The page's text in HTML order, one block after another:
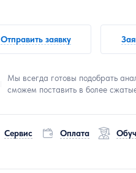
Отправить заявку
Мы всегда готовы подобрать
сможем поставить в более
Сервис Оплата